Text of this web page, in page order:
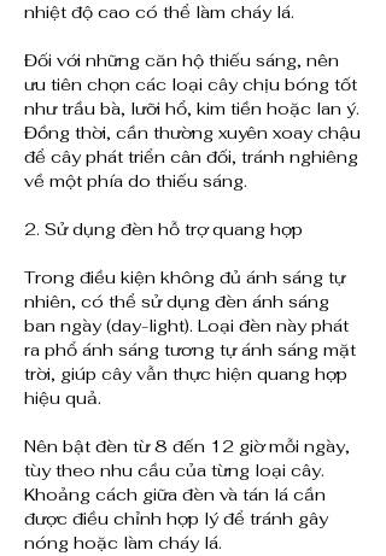
nhiệt độ cao có thể làm cháy lá.
Đối với những căn hộ thiếu sáng, nên
ưu tiên chọn các loại cây chịu bóng tốt
như trầu bà, lưỡi hổ, kim tiền hoặc lan ý.
Đồng thời, cần thường xuyên xoay chậu
để cây phát triển cân đối, tránh nghiêng
về một phía do thiếu sáng.
2. Sử dụng đèn hỗ trợ quang hợp
Trong điều kiện không đủ ánh sáng tự
nhiên, có thể sử dụng đèn ánh sáng
ban ngày (day-light). Loại đèn này phát
ra phổ ánh sáng tương tự ánh sáng mặt
trời, giúp cây vẫn thực hiện quang hợp
hiệu quả.
Nên bật đèn từ 8 đến 12 giờ mỗi ngày,
tùy theo nhu cầu của từng loại cây.
Khoảng cách giữa đèn và tán lá cần
được điều chỉnh hợp lý để tránh gây
nóng hoặc làm cháy lá.